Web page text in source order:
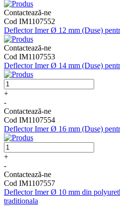
Contactează-ne
Cod IM1107552
Deflector Imer Ø 12 mm (Duse)
Contactează-ne
Cod IM1107553
Deflector Imer Ø 14 mm (Duse)
+
-
Contactează-ne
Cod IM1107554
Deflector Imer Ø 16 mm (Duse)
+
-
Contactează-ne
Cod IM1107557
Deflector Imer Ø 10 mm din
traditionala